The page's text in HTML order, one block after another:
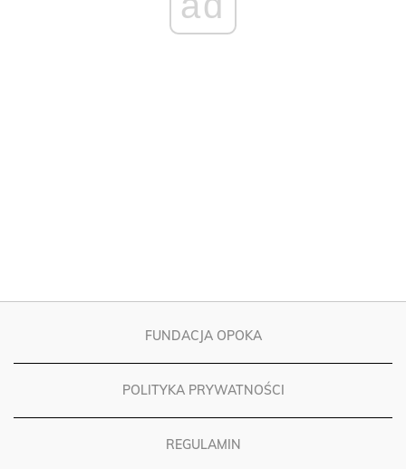
FUNDACJA OPOKA
POLITYKA PRYWATNOŚCI
REGULAMIN